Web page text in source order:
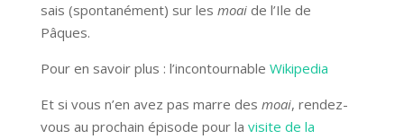
sais (spontanément) sur les moaide l’Ile de
Pâques.
Pour en savoir plus : l’incontournable Wikipedia
Et si vous n’en avez pas marre des moai, rendez-
vous au prochain épisode pour la visite de la